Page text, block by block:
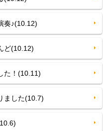
奏♪(10.12)
ど(10.12)
た！(10.11)
ました(10.7)